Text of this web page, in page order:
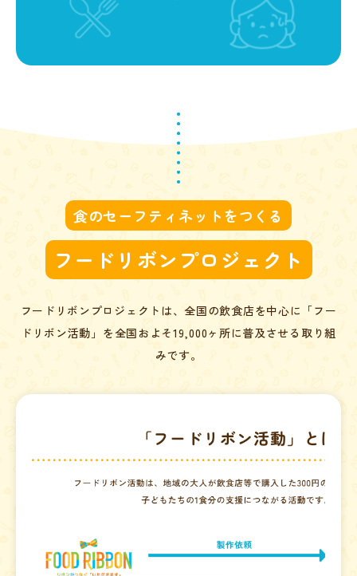
食のセーフティネットをつくる
フードリボンプロジェクト
フードリボンプロジェクトは、全国の飲食店を中心に 「フー
ドリボン活動」を全国およそ19,000ヶ所に普及させる取り組
みです。